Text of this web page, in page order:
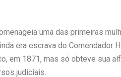
uma das primeiras
era escrava do Comendador
em 1871, mas só obteve sua
judiciais.